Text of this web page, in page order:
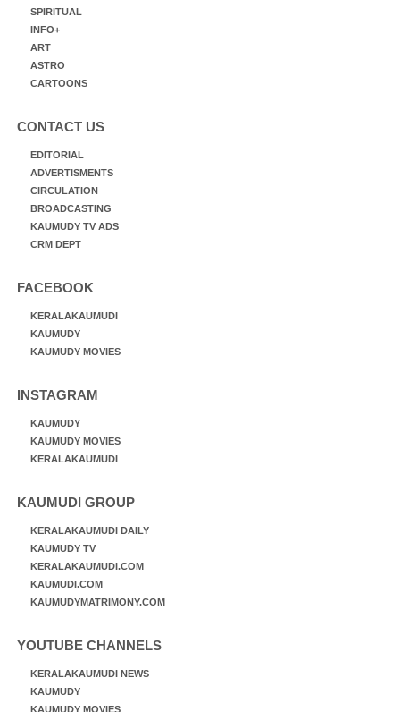
SPIRITUAL
INFO+
ART
ASTRO
CARTOONS
CONTACT US
EDITORIAL
ADVERTISMENTS
CIRCULATION
BROADCASTING
KAUMUDY TV ADS
CRM DEPT
FACEBOOK
KERALAKAUMUDI
KAUMUDY
KAUMUDY MOVIES
INSTAGRAM
KAUMUDY
KAUMUDY MOVIES
KERALAKAUMUDI
KAUMUDI GROUP
KERALAKAUMUDI DAILY
KAUMUDY TV
KERALAKAUMUDI.COM
KAUMUDI.COM
KAUMUDYMATRIMONY.COM
YOUTUBE CHANNELS
KERALAKAUMUDI NEWS
KAUMUDY
KAUMUDY MOVIES